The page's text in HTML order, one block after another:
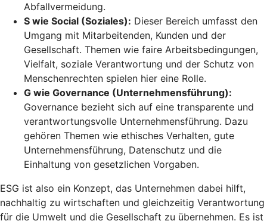
Abfallvermeidung.
S wie Social (Soziales): Dieser Bereich umfasst den
Umgang mit Mitarbeitenden, Kunden und der
Gesellschaft. Themen wie faire Arbeitsbedingungen,
Vielfalt, soziale Verantwortung und der Schutz von
Menschenrechten spielen hier eine Rolle.
G wie Governance (Unternehmensführung):
Governance bezieht sich auf eine transparente und
verantwortungsvolle Unternehmensführung. Dazu
gehören Themen wie ethisches Verhalten, gute
Unternehmens­führung, Datenschutz und die
Einhaltung von gesetzlichen Vorgaben.
ESG ist also ein Konzept, das Unternehmen dabei hilft,
nachhaltig zu wirtschaften und gleichzeitig Verantwortung
für die Umwelt und die Gesellschaft zu übernehmen. Es ist